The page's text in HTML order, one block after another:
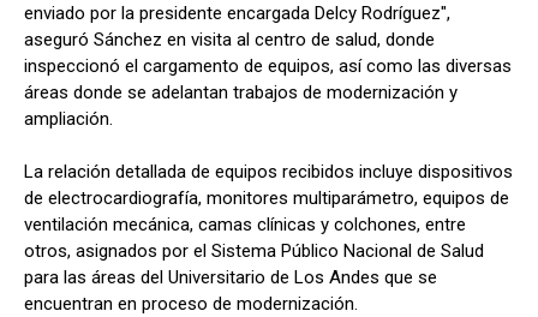
enviado por la presidente encargada Delcy Rodríguez",
aseguró Sánchez en visita al centro de salud, donde
inspeccionó el cargamento de equipos, así como las diversas
áreas donde se adelantan trabajos de modernización y
ampliación.
La relación detallada de equipos recibidos incluye dispositivos
de electrocardiografía, monitores multiparámetro, equipos de
ventilación mecánica, camas clínicas y colchones, entre
otros, asignados por el Sistema Público Nacional de Salud
para las áreas del Universitario de Los Andes que se
encuentran en proceso de modernización.